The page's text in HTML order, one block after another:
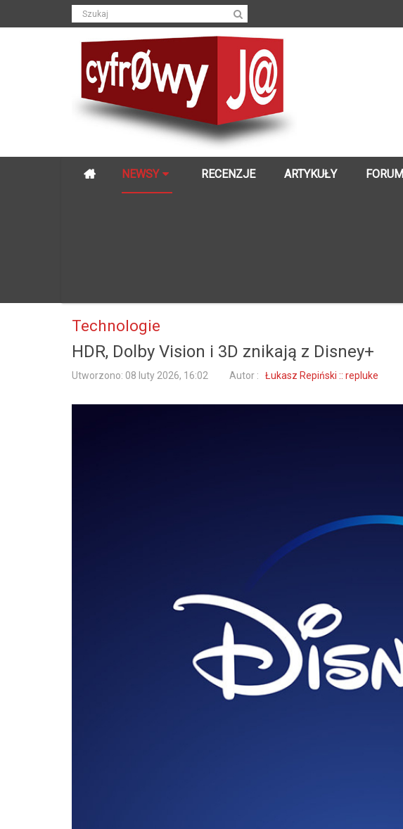
NEWSY RECENZJE ARTYKUŁY FORUM
Technologie
HDR, Dolby Vision i 3D znikają z Disney+
Utworzono: 08 luty 2026, 16:02 Autor : Łukasz Repiński :: repluke